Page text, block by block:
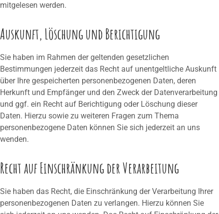
mitgelesen werden.
Auskunft, Löschung und Berichtigung
Sie haben im Rahmen der geltenden gesetzlichen
Bestimmungen jederzeit das Recht auf unentgeltliche Auskunft
über Ihre gespeicherten personenbezogenen Daten, deren
Herkunft und Empfänger und den Zweck der Datenverarbeitung
und ggf. ein Recht auf Berichtigung oder Löschung dieser
Daten. Hierzu sowie zu weiteren Fragen zum Thema
personenbezogene Daten können Sie sich jederzeit an uns
wenden.
Recht auf Einschränkung der Verarbeitung
Sie haben das Recht, die Einschränkung der Verarbeitung Ihrer
personenbezogenen Daten zu verlangen. Hierzu können Sie